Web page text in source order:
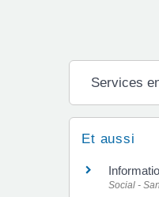
Services
Et aussi
Social -